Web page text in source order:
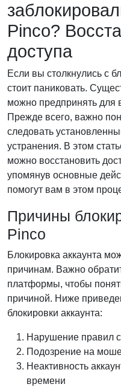
Pinco?
доступа
Если вы столкнулись с
стоит паниковать.
можно предпринять для
Прежде всего, важно
следовать
устранения. В этом
можно восстановить
упомянув основные
помогут вам в этом
Причины
Pinco
Блокировка аккаунта
причинам. Важно
платформы, чтобы
причиной. Ниже
блокировки аккаунта:
Нарушение правил
Подозрение на
Неактивность
времени